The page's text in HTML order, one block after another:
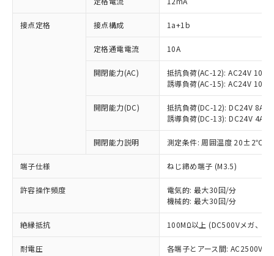
接点定格 接点構成 1a+1b
定格通電電流 10A
開閉能力(AC)
抵抗負荷(AC-12): AC24V 10A/
誘導負荷(AC-15): AC24V
開閉能力(DC)
抵抗負荷(DC-12): DC24V 8A/
誘導負荷(DC-13): DC24V 4A/
開閉能力説明 測定条件: 周囲温度 20±2℃、
端子仕様 ねじ締め端子 (M3.5)
許容操作頻度
電気的: 最大30回/分
機械的: 最大30回/分
絶縁抵抗 100MΩ以上 (DC500Vメガ、点
耐電圧
各端子とアース間: AC2500V
ご利用条件
以下の条件をお読みいただき、同意のうえ
ご利用ください。
本サービスは、当社制御機器事業取扱
商品の当社在庫状況および標準価格
(税抜)を提供させていただくもので
当社制御機器事業取扱商品の中には、
本サービスの対象外となる商品もある
対応済み：EU RoHS指令（10物質）の
非含有に対応した製品が提供可能な商品で
対応予定：EU RoHS指令（10物質）の非含
有に対応した製品に切り替える予定のある
対応予定なし：EU RoHS指令（10物質）の
非含有に非対応の商品で、対応品を出す予
定はありません。
調査・確認中：EU RoHS指令（10物質）の
非含有の対応状況を調査中または確認中の
害物質有無と関係のない商品です。
仕入先様の事情により、非含有部品として
※1 中国RoHS○×表
「○」：最大均質材料含有率が中国RoHSの
基準値以下であることを示します。